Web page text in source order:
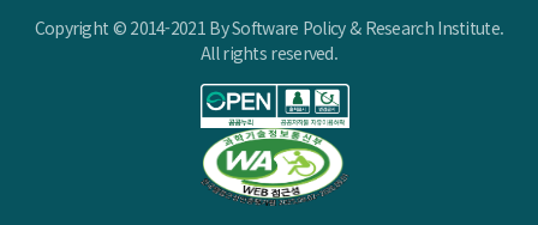
Copyright © 2014-2021 By Software Policy & Research Institute.
All rights reserved.